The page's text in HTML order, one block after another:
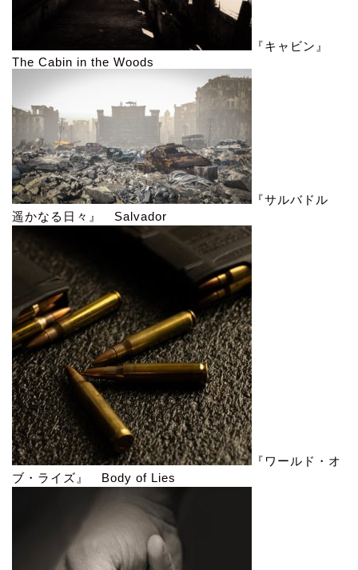
『キャビン』
The Cabin in the Woods
『サルバドル
遥かなる日々』 Salvador
『ワールド・オ
ブ・ライズ』 Body of Lies